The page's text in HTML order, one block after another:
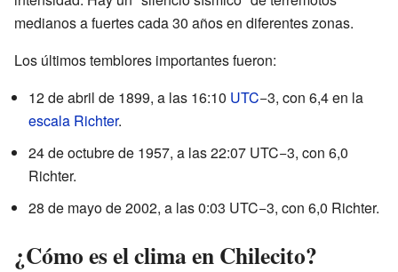
medianos a fuertes cada 30 años en diferentes zonas.
Los últimos temblores importantes fueron:
12 de abril de 1899, a las 16:10 UTC−3, con 6,4 en la
escala Richter.
24 de octubre de 1957, a las 22:07 UTC−3, con 6,0
Richter.
28 de mayo de 2002, a las 0:03 UTC−3, con 6,0 Richter.
¿Cómo es el clima en Chilecito?